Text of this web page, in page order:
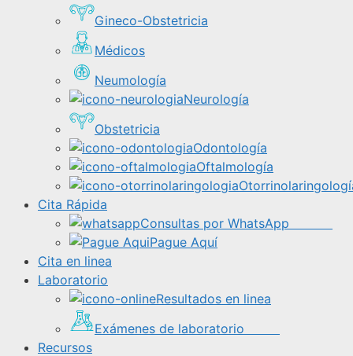
Gineco-Obstetricia
Médicos
Neumología
Neurología
Obstetricia
Odontología
Oftalmología
Cita Rápida
Consultas por WhatsApp
Pague Aquí
Cita en linea
Laboratorio
Resultados en linea
Exámenes de laboratorio
Recursos